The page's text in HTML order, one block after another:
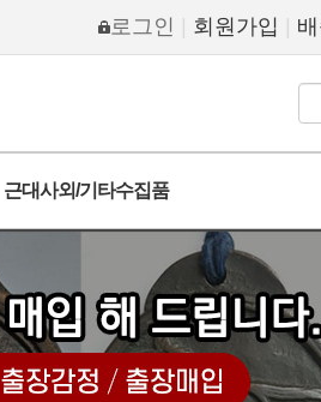
로그인 회원가입
근대사외/기타수집품